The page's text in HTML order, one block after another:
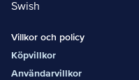
Villkor och policy
Köpvillkor
Användarvillkor